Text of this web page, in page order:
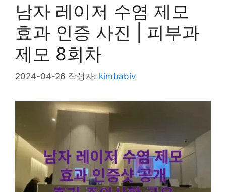
남자 레이저 수염 제모
효과 인증 사진 | 피부과
제모 8회차
2024-04-26 작성자: kimbabiv